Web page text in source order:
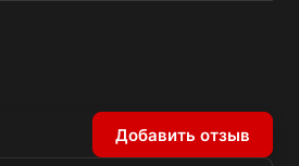
Добавить отзыв